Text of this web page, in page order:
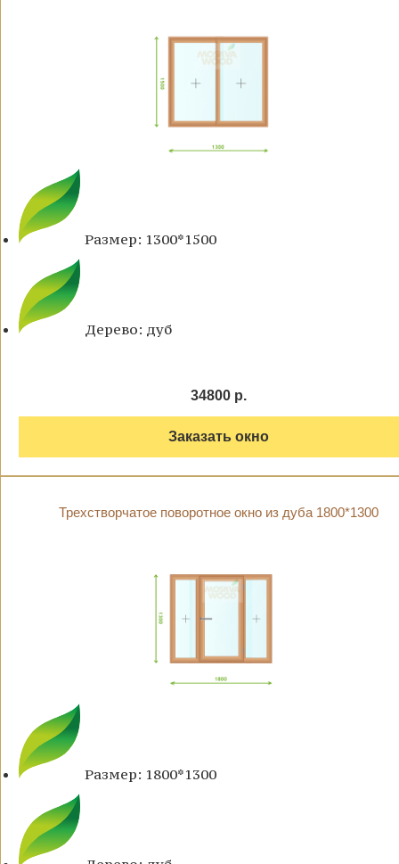
Размер: 1300*1500
Дерево: дуб
34800 р.
Заказать окно
Трехстворчатое поворотное окно из дуба 1800*1300
Размер: 1800*1300